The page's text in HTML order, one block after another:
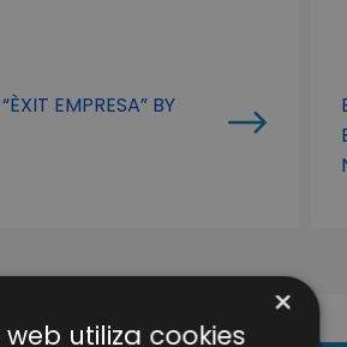
EMPRESA” BY
×
web utiliza cookies